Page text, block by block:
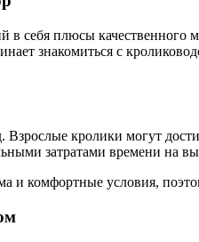
в себя плюсы
знакомиться с
кролики могут
затратами времени на
и комфортные условия,